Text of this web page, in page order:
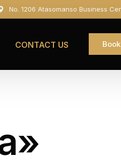
No. 1206 Atasomanso Business
CONTACT US